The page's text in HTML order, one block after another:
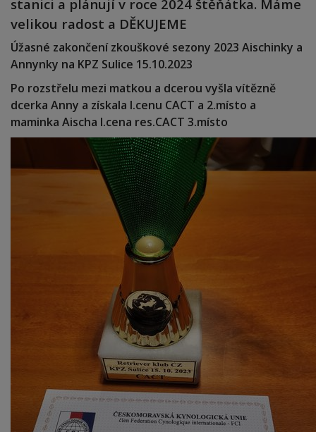
stanici a plánují v roce 2024 štěňátka. Máme
velikou radost a DĚKUJEME
Úžasné zakončení zkouškové sezony 2023 Aischinky a
Annynky na KPZ Sulice 15.10.2023
Po rozstřelu mezi matkou a dcerou vyšla vítězně
dcerka Anny a získala I.cenu CACT a 2.místo a
maminka Aischa I.cena res.CACT 3.místo